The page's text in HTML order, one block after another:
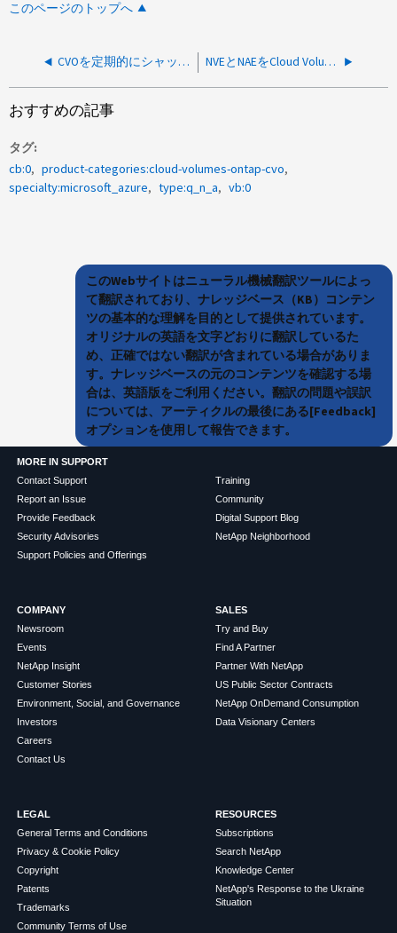
このページのトップへ
CVOを定期的にシャットダウンして、AWSのバックアップを作成できますか？ NVEとNAEをCloud Volumes ONTAP で使用できますか。
おすすめの記事
タグ
cb:0
product-categories:cloud-volumes-ontap-cvo
specialty:microsoft_azure
type:q_n_a vb:0
このWebサイトはニューラル機械翻訳ツールによっ
て翻訳されており、ナレッジベース（KB）コンテン
ツの基本的な理解を目的として提供されています。
オリジナルの英語を文字どおりに翻訳しているた
め、正確ではない翻訳が含まれている場合がありま
す。ナレッジベースの元のコンテンツを確認する場
合は、英語版をご利用ください。翻訳の問題や誤訳
については、アーティクルの最後にある[Feedback]
オプションを使用して報告できます。
MORE IN SUPPORT
Contact Support
Report an Issue
Provide Feedback
Security Advisories
Support Policies and Offerings
Training
Community
Digital Support Blog
NetApp Neighborhood
COMPANY
Newsroom
Events
NetApp Insight
Customer Stories
Environment, Social, and Governance
Investors
Careers
Contact Us
SALES
Try and Buy
Find A Partner
Partner With NetApp
US Public Sector Contracts
NetApp OnDemand Consumption
Data Visionary Centers
LEGAL
General Terms and Conditions
Privacy & Cookie Policy
Copyright
Patents
Trademarks
Community Terms of Use
RESOURCES
Subscriptions
Search NetApp
Knowledge Center
NetApp's Response to the Ukraine
Situation